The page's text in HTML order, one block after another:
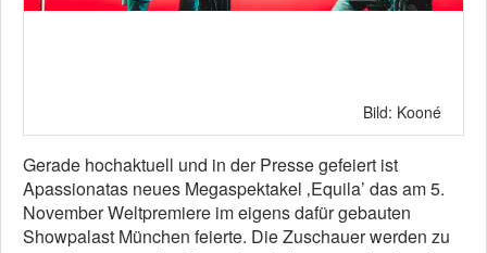
Bild: Kooné
Gerade hochaktuell und in der Presse gefeiert ist
Apassionatas neues Megaspektakel ‚Equila’ das am 5.
November Weltpremiere im eigens dafür gebauten
Showpalast München feierte. Die Zuschauer werden zu